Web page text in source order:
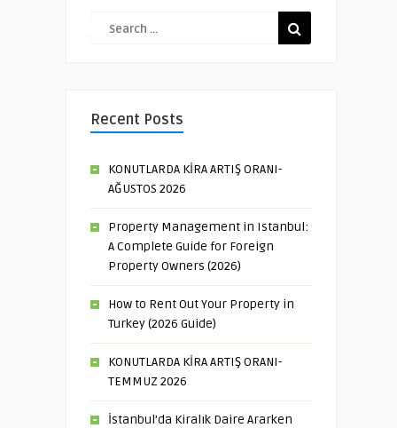
Recent Posts
KONUTLARDA KİRA ARTIŞ ORANI-
AĞUSTOS 2026
Property Management in Istanbul:
A Complete Guide for Foreign
Property Owners (2026)
How to Rent Out Your Property in
Turkey (2026 Guide)
KONUTLARDA KİRA ARTIŞ ORANI-
TEMMUZ 2026
İstanbul’da Kiralık Daire Ararken